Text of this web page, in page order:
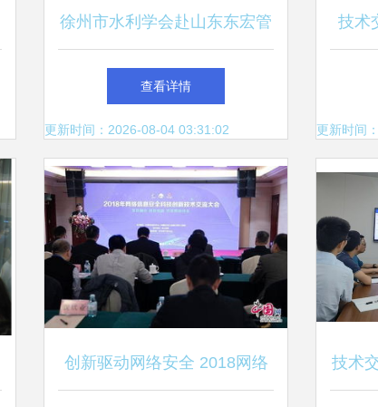
徐州市水利学会赴山东东宏管
业股份技术考察与交流活动圆
满举行
查看详情
更新时间：2026-08-04 03:31:02
技术
更新时间
创新驱动网络安全 2018网络 技术